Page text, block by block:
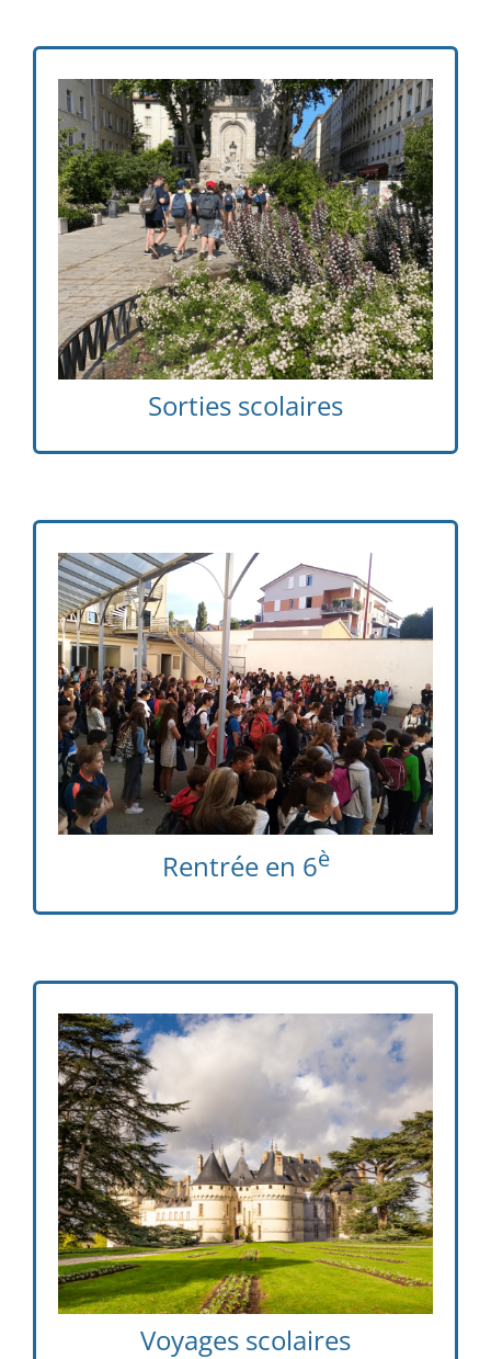
Sorties scolaires
Des sorties à la journée sont organisées en
fonction de la programmation pédagogique
et de la proposition culturelle dans la région
Rentrée en 6è
Pré-rentrée des élèves de 6
è
en juin, dans
leur future classe, accueillis par leur
professeur principal puis journée
d’intégration en septembre
Voyages scolaires
Pour nos élèves de 6
e
– 5
, des voyages avec
nuitées en France en fonction d’un thème
abordé pendant l’année scolaire